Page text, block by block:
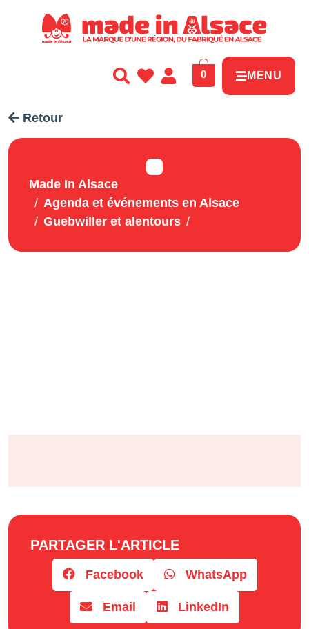
0 MENU
Retour
Made In Alsace
Agenda et événements en Alsace
Guebwiller et alentours
PARTAGER L'ARTICLE
Facebook WhatsApp
Email LinkedIn